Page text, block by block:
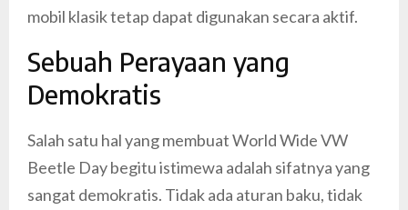
mobil klasik tetap dapat digunakan secara aktif.
Sebuah Perayaan yang
Demokratis
Salah satu hal yang membuat World Wide VW
Beetle Day begitu istimewa adalah sifatnya yang
sangat demokratis. Tidak ada aturan baku, tidak